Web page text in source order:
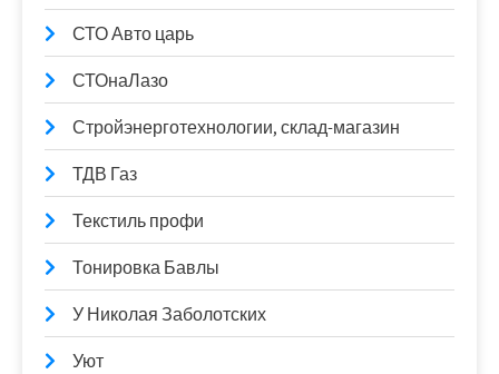
СТО Авто царь
СТОнаЛазо
Стройэнерготехнологии, склад-магазин
ТДВ Газ
Текстиль профи
Тонировка Бавлы
У Николая Заболотских
Уют